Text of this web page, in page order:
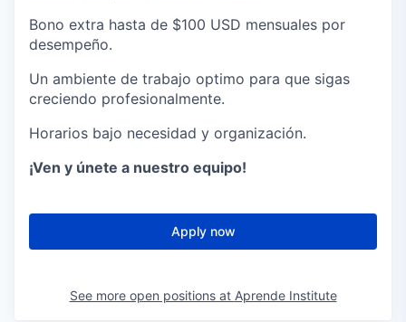
Bono extra hasta de $100 USD mensuales por
desempeño.
Un ambiente de trabajo optimo para que sigas
creciendo profesionalmente.
Horarios bajo necesidad y organización.
¡Ven y únete a nuestro equipo!
Apply now
See more open positions at Aprende Institute